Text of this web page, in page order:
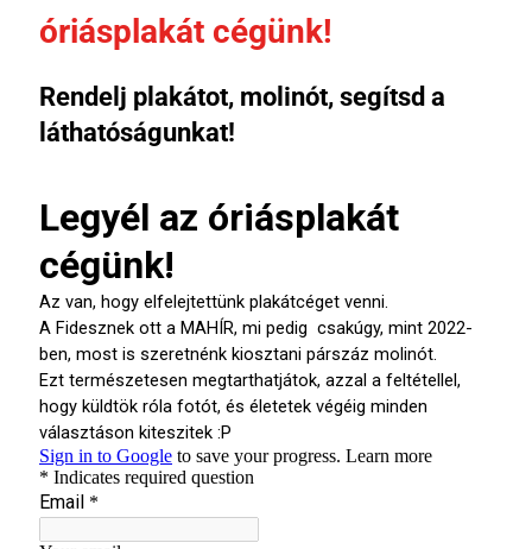
óriásplakát cégünk!
Rendelj plakátot, molinót, segítsd a
láthatóságunkat!